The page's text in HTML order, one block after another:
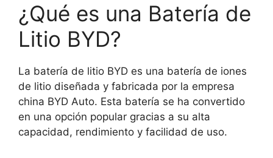
¿Qué es una Batería de
Litio BYD?
La batería de litio BYD es una batería de iones
de litio diseñada y fabricada por la empresa
china BYD Auto. Esta batería se ha convertido
en una opción popular gracias a su alta
capacidad, rendimiento y facilidad de uso.